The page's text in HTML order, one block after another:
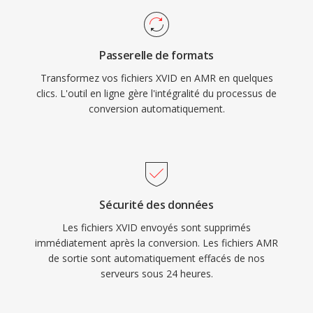
entièrement gratuite et open-source, a fait de
Xvid une pierre angulaire de l&#039;encodage
vidéo communautaire. Bien que H.264 et les
le MPEG-4 ASP pour les nouveaux encodages,
Xvid reste en usage pour la compatibilité avec
detection d&#039;activite vocale intégrée et la
génération de bruit de confort, réduisant la
transmission pendant les silences. Bien que
l&#039;AMR soit inadapte à la musique en
raison de sa bande passante etroite (300-3400
Hz), il excelle dans la transmission de parole
Passerelle de formats
Transformez vos fichiers XVID en AMR en quelques
clics. L'outil en ligne gère l'intégralité du processus de
conversion automatiquement.
Sécurité des données
Les fichiers XVID envoyés sont supprimés
immédiatement après la conversion. Les fichiers AMR
de sortie sont automatiquement effacés de nos
serveurs sous 24 heures.